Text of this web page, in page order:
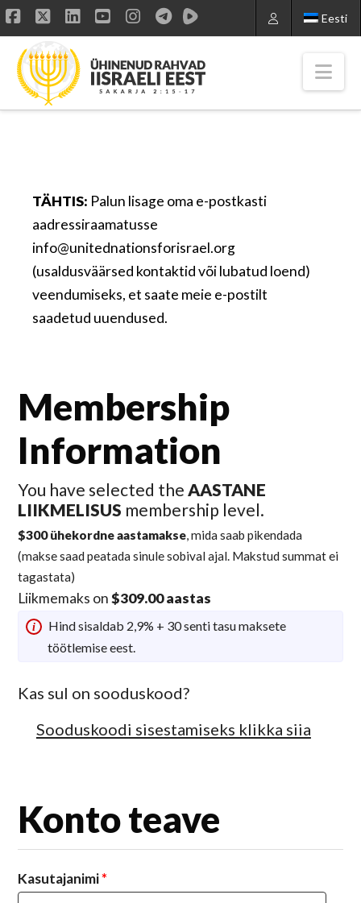
Eesti
Facebook
X LinkedIn
YouTube
Instagram
TÄHTIS: Palun lisage oma e-postkasti
aadressiraamatusse
info@unitednationsforisrael.org
(usaldusväärsed kontaktid või lubatud loend)
veendumiseks, et saate meie e-postilt
saadetud uuendused.
Membership
Information
You have selected theAASTANE
LIIKMELISUS membership level.
$300 ühekordne aastamakse , mida saab pikendada
(makse saad peatada sinule sobival ajal. Makstud summat ei
tagastata)
Liikmemaks on$309.00 aastas
Hind sisaldab 2,9% + 30 senti tasu maksete
töötlemise eest.
Kas sul on sooduskood?
Sooduskoodi sisestamiseks klikka siia
Konto teave
Kasutajanimi*